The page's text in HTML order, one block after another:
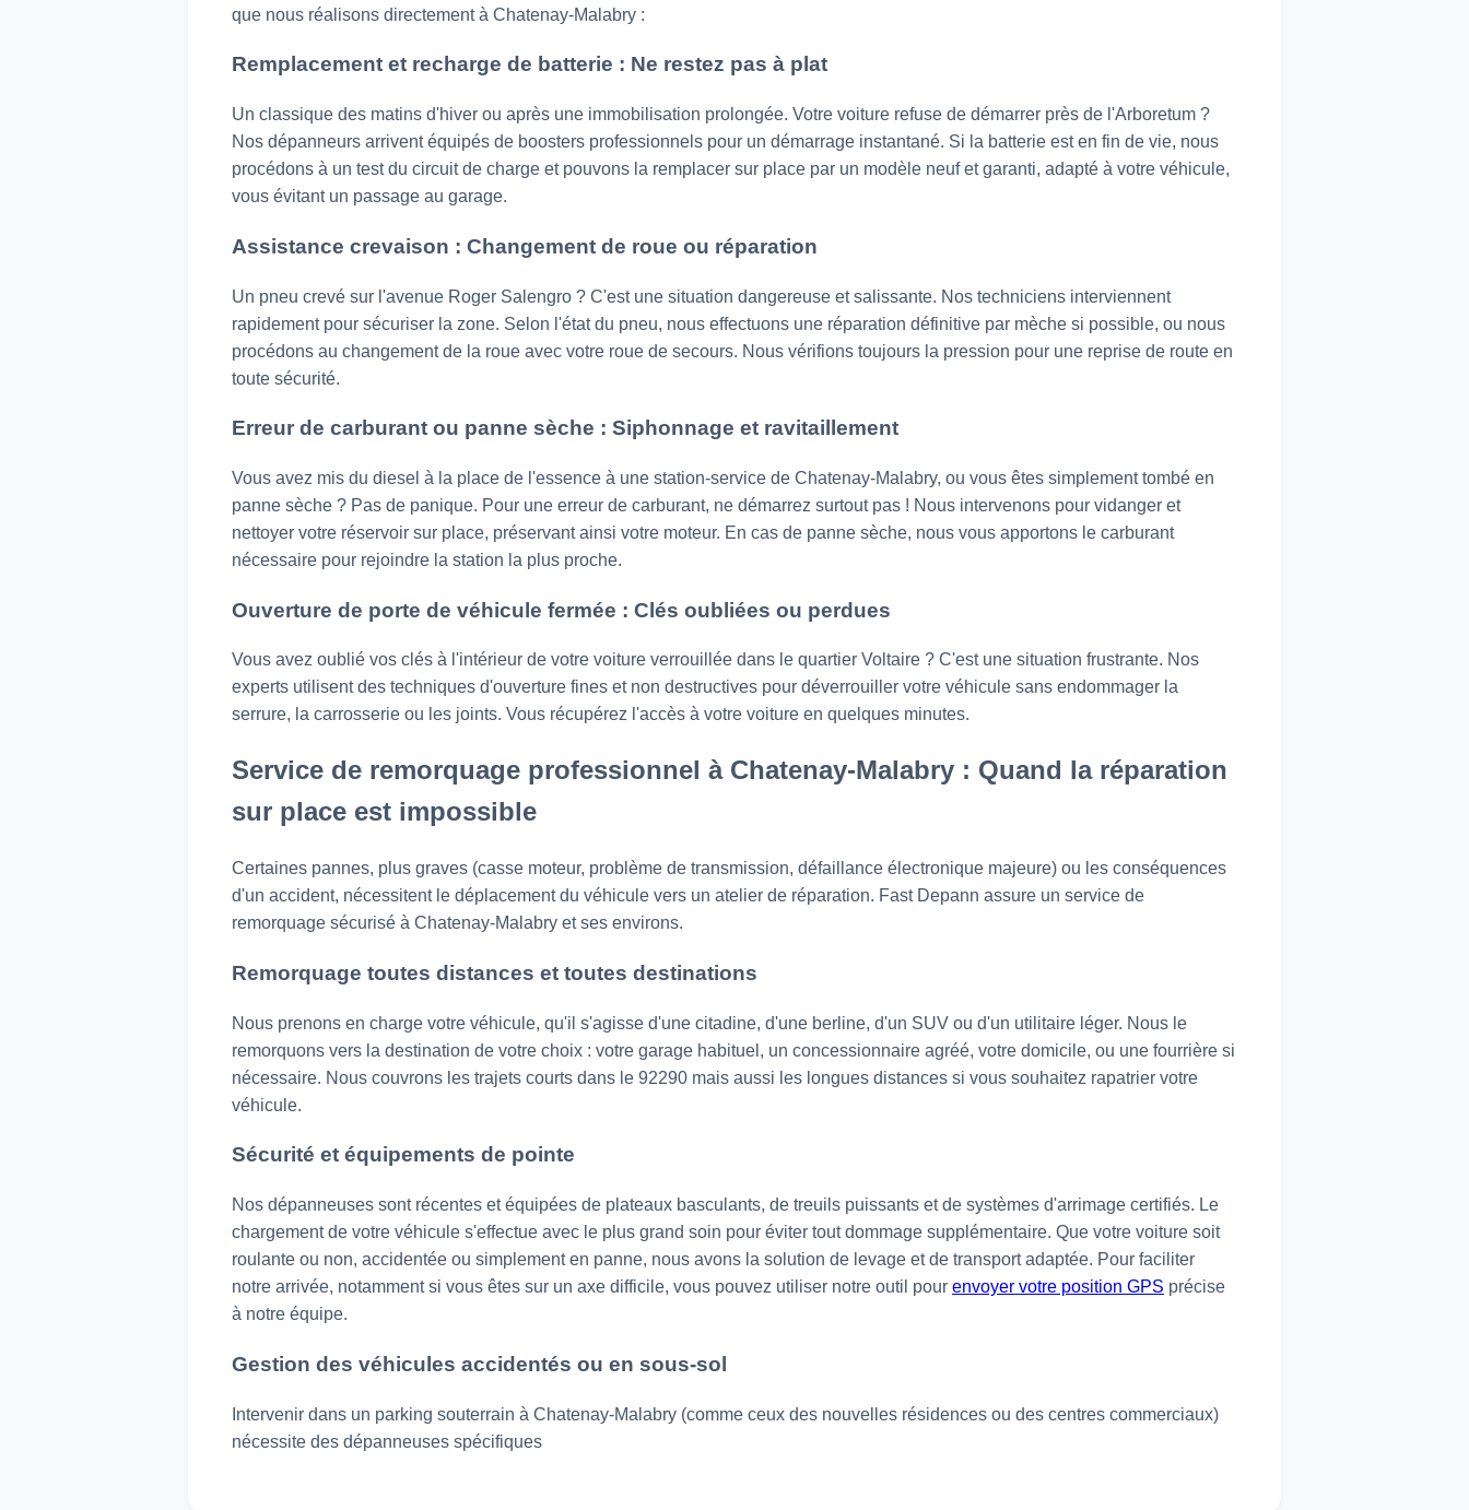
que nous réalisons directement à Chatenay-Malabry :
Remplacement et recharge de batterie : Ne restez pas à plat
Un classique des matins d'hiver ou après une immobilisation prolongée. Votre voiture refuse de démarrer près de l'Arboretum ?
Nos dépanneurs arrivent équipés de boosters professionnels pour un démarrage instantané. Si la batterie est en fin de vie, nous
procédons à un test du circuit de charge et pouvons la remplacer sur place par un modèle neuf et garanti, adapté à votre véhicule,
vous évitant un passage au garage.
Assistance crevaison : Changement de roue ou réparation
Un pneu crevé sur l'avenue Roger Salengro ? C'est une situation dangereuse et salissante. Nos techniciens interviennent
rapidement pour sécuriser la zone. Selon l'état du pneu, nous effectuons une réparation définitive par mèche si possible, ou nous
procédons au changement de la roue avec votre roue de secours. Nous vérifions toujours la pression pour une reprise de route en
toute sécurité.
Erreur de carburant ou panne sèche : Siphonnage et ravitaillement
Vous avez mis du diesel à la place de l'essence à une station-service de Chatenay-Malabry, ou vous êtes simplement tombé en
panne sèche ? Pas de panique. Pour une erreur de carburant, ne démarrez surtout pas ! Nous intervenons pour vidanger et
nettoyer votre réservoir sur place, préservant ainsi votre moteur. En cas de panne sèche, nous vous apportons le carburant
nécessaire pour rejoindre la station la plus proche.
Ouverture de porte de véhicule fermée : Clés oubliées ou perdues
Vous avez oublié vos clés à l'intérieur de votre voiture verrouillée dans le quartier Voltaire ? C'est une situation frustrante. Nos
experts utilisent des techniques d'ouverture fines et non destructives pour déverrouiller votre véhicule sans endommager la
serrure, la carrosserie ou les joints. Vous récupérez l'accès à votre voiture en quelques minutes.
Service de remorquage professionnel à Chatenay-Malabry : Quand la réparation
sur place est impossible
Certaines pannes, plus graves (casse moteur, problème de transmission, défaillance électronique majeure) ou les conséquences
d'un accident, nécessitent le déplacement du véhicule vers un atelier de réparation. Fast Depann assure un service de
remorquage sécurisé à Chatenay-Malabry et ses environs.
Remorquage toutes distances et toutes destinations
Nous prenons en charge votre véhicule, qu'il s'agisse d'une citadine, d'une berline, d'un SUV ou d'un utilitaire léger. Nous le
remorquons vers la destination de votre choix : votre garage habituel, un concessionnaire agréé, votre domicile, ou une fourrière si
nécessaire. Nous couvrons les trajets courts dans le 92290 mais aussi les longues distances si vous souhaitez rapatrier votre
véhicule.
Sécurité et équipements de pointe
Nos dépanneuses sont récentes et équipées de plateaux basculants, de treuils puissants et de systèmes d'arrimage certifiés. Le
chargement de votre véhicule s'effectue avec le plus grand soin pour éviter tout dommage supplémentaire. Que votre voiture soit
roulante ou non, accidentée ou simplement en panne, nous avons la solution de levage et de transport adaptée. Pour faciliter
notre arrivée, notamment si vous êtes sur un axe difficile, vous pouvez utiliser notre outil pour envoyer votre position GPS précise
à notre équipe.
Gestion des véhicules accidentés ou en sous-sol
Intervenir dans un parking souterrain à Chatenay-Malabry (comme ceux des nouvelles résidences ou des centres commerciaux)
nécessite des dépanneuses spécifiques